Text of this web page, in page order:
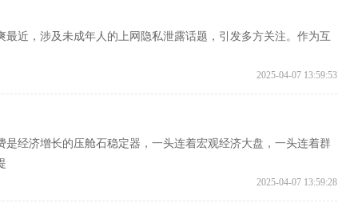
近，涉及未成年人的上网隐私泄露话题，引发多方关注。作为互
2025-04-07 13:59:53
是经济增长的压舱石稳定器，一头连着宏观经济大盘，一头连着群
2025-04-07 13:59:28